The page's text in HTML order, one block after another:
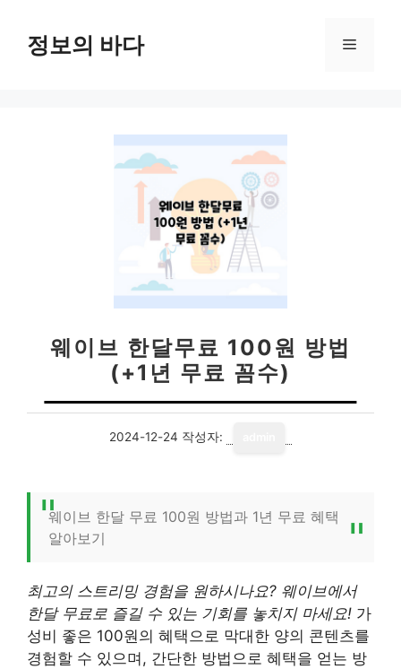
정보의 바다 메
웨이브 한달무료 100원 방법
(+1년 무료 꼼수)
2024-12-24 작성자:
웨이브 한달 무료 100원 방법과 1년 무료 혜택
알아보기
최고의 스트리밍 경험을 원하시나요? 웨이브에서
한달 무료로 즐길 수 있는 기회를 놓치지 마세요! 가
성비 좋은 100원의 혜택으로 막대한 양의 콘텐츠를
경험할 수 있으며, 간단한 방법으로 혜택을 얻는 방